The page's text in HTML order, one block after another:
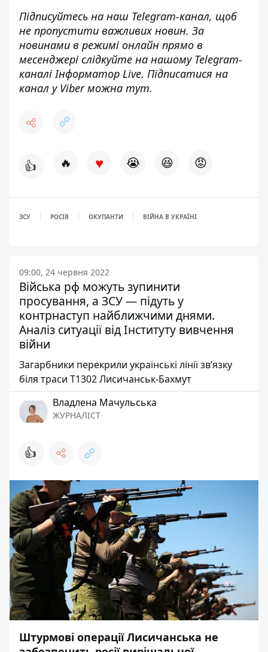
Підписуйтесь на наш Telegram-канал, щоб
не пропустити важливих новин. За
новинами в режимі онлайн прямо в
месенджері слідкуйте на нашому Telegram-
каналі Інформатор Live. Підписатися на
канал у Viber можна тут.
👍 🔥 ♥ 😭 😆 😡
ЗСУ РОСІЯ ОКУПАНТИ ВІЙНА В УКРАЇНІ
09:00, 24 червня 2022
Війська рф можуть зупинити
просування, а ЗСУ — підуть у
контрнаступ найближчими днями.
Аналіз ситуації від Інституту вивчення
війни
Загарбники перекрили українські лінії зв’язку
біля траси Т1302 Лисичанськ-Бахмут
Владлена Мачульська
ЖУРНАЛІСТ
👍
Штурмові операції Лисичанська не